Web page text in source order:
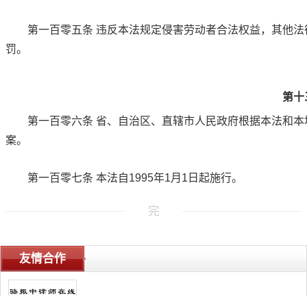
第一百零五条 违反本法规定侵害劳动者合法权益，其他
罚。
第
第一百零六条 省、自治区、直辖市人民政府根据本法和
案。
第一百零七条 本法自1995年1月1日起施行。
完
友情合作